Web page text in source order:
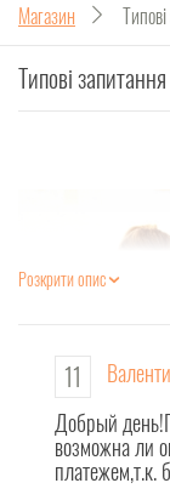
Магазин
Типові
Розкрити опис
11
Добрый
возможна ли
платежем,т.к.